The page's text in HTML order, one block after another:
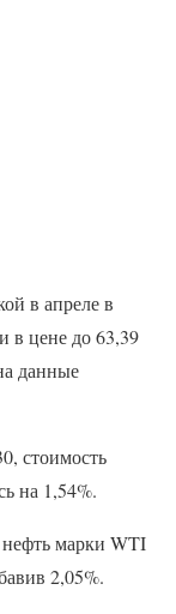
в апреле в
в цене до 63,39
данные
стоимость
на 1,54%.
марки WTI
2,05%.